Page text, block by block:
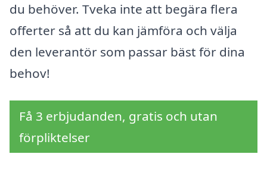
du behöver. Tveka inte att begära flera
offerter så att du kan jämföra och välja
den leverantör som passar bäst för dina
behov!
Få 3 erbjudanden, gratis och utan
förpliktelser